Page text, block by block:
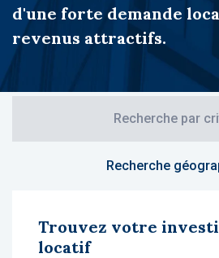
d'une forte demande
revenus attractifs.
Recherche par
Recherche
Trouvez votre
locatif